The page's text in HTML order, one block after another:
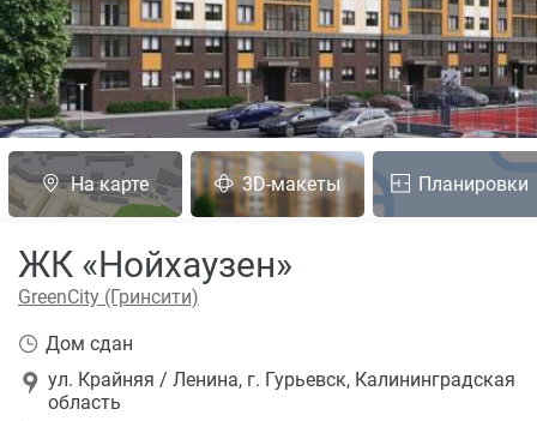
На карте 3D-макеты Планировки
ЖК «Нойхаузен»
GreenCity (Гринсити)
ул. Крайняя / Ленина, г. Гурьевск, Калининградская
область
Дом сдан